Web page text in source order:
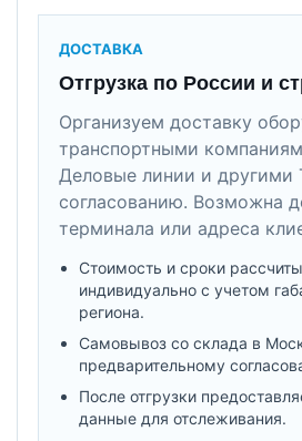
ДОСТАВКА
Отгрузка по России и
Организуем доставку
транспортными
Деловые линии и другими
согласованию. Возможна
терминала или адреса
Стоимость и сроки
индивидуально с учетом
региона.
Самовывоз со склада в
предварительному
После отгрузки
данные для отслеживания.